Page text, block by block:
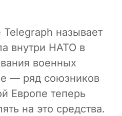
Telegraph называет
внутри НАТО в
военных
— ряд союзников
Европе теперь
на это средства.